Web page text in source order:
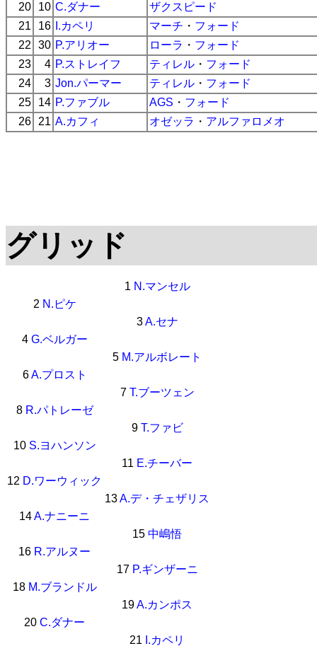
20
10 C.ダナー
ザクスピード
21
16 I.カペリ マーチ ・ フォード
22
30 P.アリオー ローラ ・ フォード
23
4 P.ストレイフ ティレル ・ フォード
24
3 Jon.パーマー ティレル ・ フォード
25
14 P.ファブル AGS ・ フォード
26
21 A.カフィ オゼッラ ・ アルファロメオ
グリッド
1 N.マンセル
2 N.ピケ
3A.セナ
4 G.ベルガー
5 M.アルボレート
6A.プロスト
7 T.ブーツェン
8 R.パトレーゼ
9 T.ファビ
10 S.ヨハンソン
11 E.チーバー
12 D.ワーウィック
13A.デ・チェザリス
14A.ナニーニ
15 中嶋悟
16 R.アルヌー
17 P.ギンザーニ
18 M.ブランドル
19A.カンポス
20 C.ダナー
21 I.カペリ